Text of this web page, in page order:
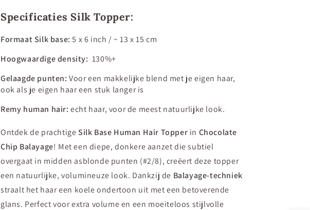
Specificaties Silk Topper:
Formaat Silk base: 5 x 6 inch / ~ 13 x 15 cm
Hoogwaardige density: 130%+
Gelaagde punten:Voor een makkelijke blend met je eigen haar,
ook als je eigen haar een stuk langer is
Remy human hair: echt haar, voor de meest natuurlijke look.
Ontdek de prachtigeSilk Base Human Hair Topper in Chocolate
Chip Balayage! Met een diepe, donkere aanzet die subtiel
overgaat in midden asblonde punten (#2/8), creëert deze topper
een natuurlijke, volumineuze look. Dankzij de Balayage-techniek
straalt het haar een koele ondertoon uit met een betoverende
glans. Perfect voor extra volume en een moeiteloos stijlvolle